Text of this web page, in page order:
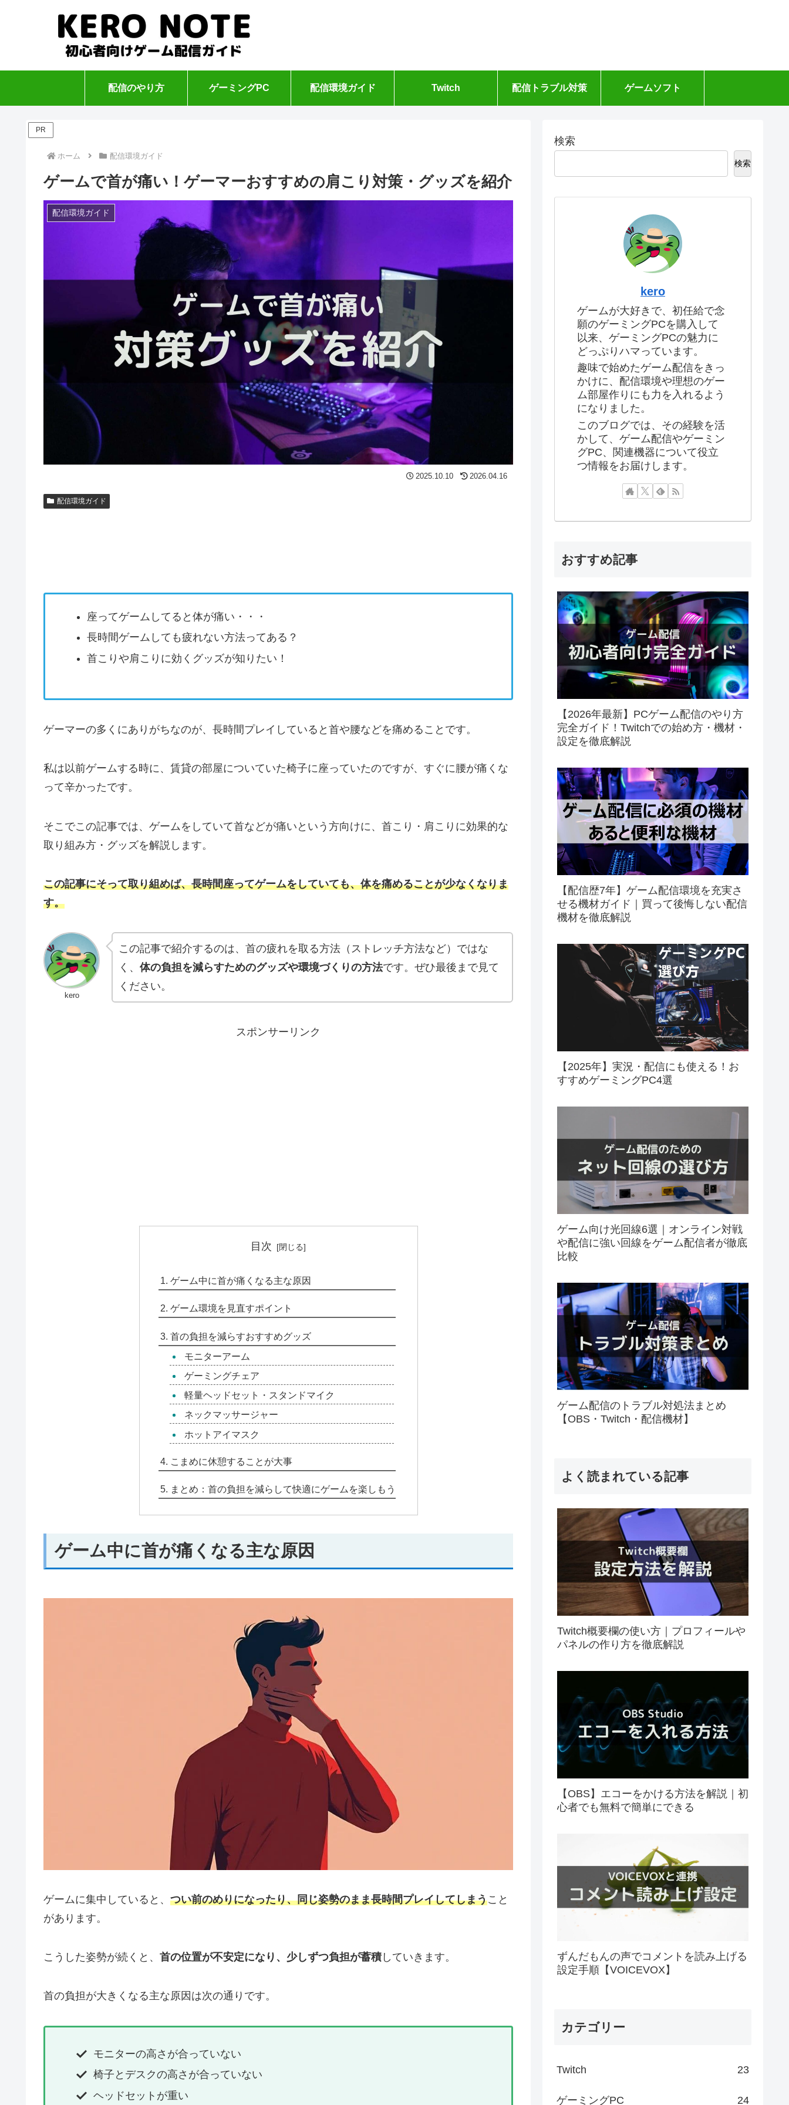
配信のやり方 ゲーミングPC 配信環境ガイド Twitch 配信トラブル対策 ゲームソフト
PR
ホーム 配信環境ガイド
ゲームで首が痛い！ゲーマーおすすめの肩こり対策・グッズを紹介
配信環境ガイド
2025.10.10 2026.04.16
配信環境ガイド
座ってゲームしてると体が痛い・・・
長時間ゲームしても疲れない方法ってある？
首こりや肩こりに効くグッズが知りたい！
ゲーマーの多くにありがちなのが、長時間プレイしていると首や腰などを痛めることです。
私は以前ゲームする時に、賃貸の部屋についていた椅子に座っていたのですが、すぐに腰が痛くな
って辛かったです。
そこでこの記事では、ゲームをしていて首などが痛いという方向けに、首こり・肩こりに効果的な
取り組み方・グッズを解説します。
この記事にそって取り組めば、長時間座ってゲームをしていても、体を痛めることが少なくなりま
す。
kero
この記事で紹介するのは、首の疲れを取る方法（ストレッチ方法など）ではな
く、 体の負担を減らすためのグッズや環境づくりの方法です。ぜひ最後まで見て
ください。
スポンサーリンク
目次
ゲーム中に首が痛くなる主な原因
ゲーム環境を見直すポイント
首の負担を減らすおすすめグッズ
モニターアーム
ゲーミングチェア
軽量ヘッドセット・スタンドマイク
ネックマッサージャー
ホットアイマスク
こまめに休憩することが大事
まとめ：首の負担を減らして快適にゲームを楽しもう
ゲーム中に首が痛くなる主な原因
ゲームに集中していると、 つい前のめりになったり、同じ姿勢のまま長時間プレイしてしまうこと
があります。
こうした姿勢が続くと、 首の位置が不安定になり、少しずつ負担が蓄積していきます。
首の負担が大きくなる主な原因は次の通りです。
モニターの高さが合っていない
椅子とデスクの高さが合っていない
ヘッドセットが重い
検索
検索
kero
ゲームが大好きで、初任給で念
願のゲーミングPCを購入して
以来、ゲーミングPCの魅力に
どっぷりハマっています。
趣味で始めたゲーム配信をきっ
かけに、配信環境や理想のゲー
ム部屋作りにも力を入れるよう
になりました。
このブログでは、その経験を活
かして、ゲーム配信やゲーミン
グPC、関連機器について役立
つ情報をお届けします。
おすすめ記事
【2026年最新】PCゲーム配信のやり方
完全ガイド！Twitchでの始め方・機材・
設定を徹底解説
【配信歴7年】ゲーム配信環境を充実さ
せる機材ガイド｜買って後悔しない配信
機材を徹底解説
【2025年】実況・配信にも使える！お
すすめゲーミングPC4選
ゲーム向け光回線6選｜オンライン対戦
や配信に強い回線をゲーム配信者が徹底
比較
ゲーム配信のトラブル対処法まとめ
【OBS・Twitch・配信機材】
よく読まれている記事
Twitch概要欄の使い方｜プロフィールや
パネルの作り方を徹底解説
【OBS】エコーをかける方法を解説｜初
心者でも無料で簡単にできる
ずんだもんの声でコメントを読み上げる
設定手順【VOICEVOX】
カテゴリー
Twitch 23
ゲーミングPC 24